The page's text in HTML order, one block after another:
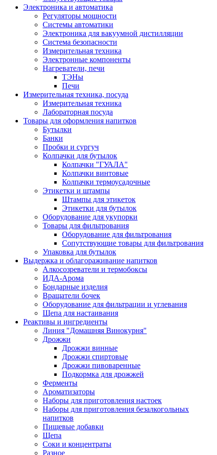
Электроника и автоматика
Регуляторы мощности
Системы автоматики
Электроника для вакуумной дистилляции
Система безопасности
Измерительная техника
Электронные компоненты
Нагреватели, печи
ТЭНы
Печи
Измерительная техника, посуда
Измерительная техника
Лабораторная посуда
Товары для оформления напитков
Бутылки
Банки
Пробки и сургуч
Колпачки для бутылок
Колпачки "ГУАЛА"
Колпачки винтовые
Колпачки термоусадочные
Этикетки и штампы
Штампы для этикеток
Этикетки для бутылок
Оборудование для укупорки
Товары для фильтрования
Оборудование для фильтрования
Сопутствующие товары для фильтрования
Упаковка для бутылок
Выдержка и облагораживание напитков
Алкосозреватели и термобоксы
ИДА-Арома
Бондарные изделия
Вращатели бочек
Оборудование для фильтрации и углевания
Щепа для настаивания
Реактивы и ингредиенты
Линия "Домашняя Винокурня"
Дрожжи
Дрожжи винные
Дрожжи спиртовые
Дрожжи пивоваренные
Подкормка для дрожжей
Ферменты
Ароматизаторы
Наборы для приготовления настоек
Наборы для приготовления безалкогольных
напитков
Пищевые добавки
Щепа
Соки и концентраты
Разное